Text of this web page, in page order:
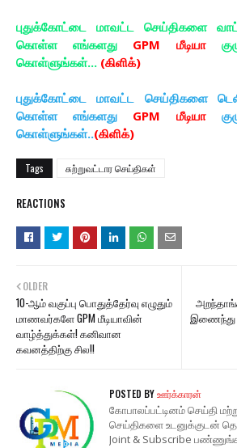
புதுக்கோட்டை மாவட்ட செய்திகளை
கொள்ள எங்களது GPM மீடியா
கொள்ளுங்கள்... (கிளிக்)
புதுக்கோட்டை மாவட்ட செய்திகளை
கொள்ள எங்களது GPM மீடியா
கொள்ளுங்கள்..(கிளிக்)
Tags சுற்றுவட்டார செய்திகள்
REACTIONS
இணைந்து
OLDER
10-ஆம் வகுப்பு பொதுத்தேர்வு எழுதும்
மாணவர்களே GPM மீடியாவின்
வாழ்த்துக்கள்! கனிவான
கவனத்திற்கு சில!!
POSTED BYஊர்க்காரன்
கோபாலப்பட்டினம் செய்தி
செய்திகளை உடனுக்குடன்
Joint & Subscribe